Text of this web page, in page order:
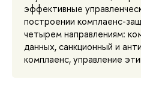
эффективные
построении комплаенс-
четырем направлениям:
данных, санкционный и
комплаенс, управление